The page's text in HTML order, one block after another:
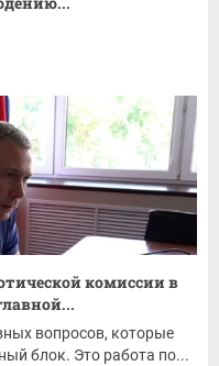
комиссии в
вопросов, которые
блок. Это работа по...